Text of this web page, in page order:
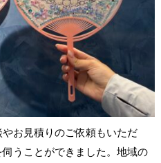
お見積りのご依頼もいただ
うことができました。地域の